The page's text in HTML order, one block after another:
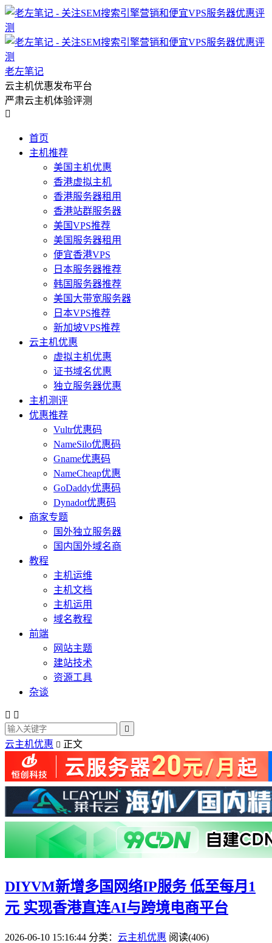
老左笔记
云主机优惠发布平台
严肃云主机体验评测

首页
主机推荐
美国主机优惠
香港虚拟主机
香港服务器租用
香港站群服务器
美国VPS推荐
美国服务器租用
便宜香港VPS
日本服务器推荐
韩国服务器推荐
美国大带宽服务器
日本VPS推荐
新加坡VPS推荐
云主机优惠
虚拟主机优惠
证书域名优惠
独立服务器优惠
主机测评
优惠推荐
Vultr优惠码
NameSilo优惠码
Gname优惠码
NameCheap优惠
GoDaddy优惠码
Dynadot优惠码
商家专题
国外独立服务器
国内国外域名商
教程
主机运维
主机文档
主机运用
域名教程
前端
网站主题
建站技术
资源工具
杂谈
 

云主机优惠  正文
DIYVM新增多国网络IP服务 低至每月1
元 实现香港直连AI与跨境电商平台
2026-06-10 15:16:44 分类： 云主机优惠 阅读(406)